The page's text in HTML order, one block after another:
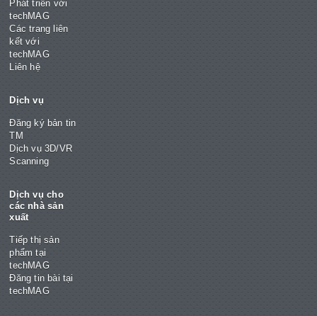
Phát triển với
techMAG
Các trang liên
kết với
techMAG
Liên hệ
Dịch vụ
Đăng ký bản tin
TM
Dịch vụ 3D/VR
Scanning
Dịch vụ cho
các nhà sản
xuất
Tiếp thị sản
phẩm tại
techMAG
Đăng tin bài tại
techMAG